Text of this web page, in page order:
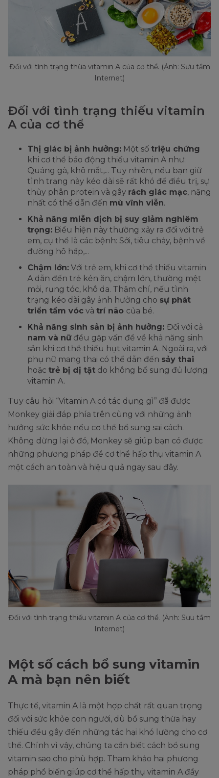
Đối với tình trạng thừa vitamin A của cơ thể. (Ảnh: Sưu tầm
Internet)
Đối với tình trạng thiếu vitamin
A của cơ thể
Thị giác bị ảnh hưởng: Một số triệu chứng
khi cơ thể báo động thiếu vitamin A như:
Quáng gà, khô mắt,... Tuy nhiên, nếu bạn giữ
tình trạng này kéo dài sẽ rất khó để điều trị, sự
thủy phân protein và gây rách giác mạc, nặng
nhất có thể dẫn đến mù vĩnh viễn.
Khả năng miễn dịch bị suy giảm nghiêm
trọng: Biểu hiện này thường xảy ra đối với trẻ
em, cụ thể là các bệnh: Sởi, tiêu chảy, bệnh về
đường hô hấp,...
Chậm lớn: Với trẻ em, khi cơ thể thiếu vitamin
A dẫn đến trẻ kén ăn, chậm lớn, thường mệt
mỏi, rụng tóc, khô da. Thậm chí, nếu tình
trạng kéo dài gây ảnh hưởng cho sự phát
triển tầm vóc và trí não của bé.
Khả năng sinh sản bị ảnh hưởng: Đối với cả
nam và nữ đều gặp vấn đề về khả năng sinh
sản khi cơ thể thiếu hụt vitamin A. Ngoài ra, với
phụ nữ mang thai có thể dẫn đến sảy thai
hoặc trẻ bị dị tật do không bổ sung đủ lượng
vitamin A.
Tuy câu hỏi “Vitamin A có tác dụng gì” đã được
Monkey giải đáp phía trên cùng với những ảnh
hưởng sức khỏe nếu cơ thể bổ sung sai cách.
Không dừng lại ở đó, Monkey sẽ giúp bạn có được
những phương pháp để cơ thể hấp thụ vitamin A
một cách an toàn và hiệu quả ngay sau đây.
Đối với tình trạng thiếu vitamin A của cơ thể. (Ảnh: Sưu tầm
Internet)
Một số cách bổ sung vitamin
A mà bạn nên biết
Thực tế, vitamin A là một hợp chất rất quan trọng
đối với sức khỏe con người, dù bổ sung thừa hay
thiếu đều gây đến những tác hại khó lường cho cơ
thể. Chính vì vậy, chúng ta cần biết cách bổ sung
vitamin sao cho phù hợp. Tham khảo hai phương
pháp phổ biến giúp cơ thể hấp thụ vitamin A đầy